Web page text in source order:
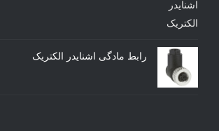
رابط مادگی اشنایدر الکتریک